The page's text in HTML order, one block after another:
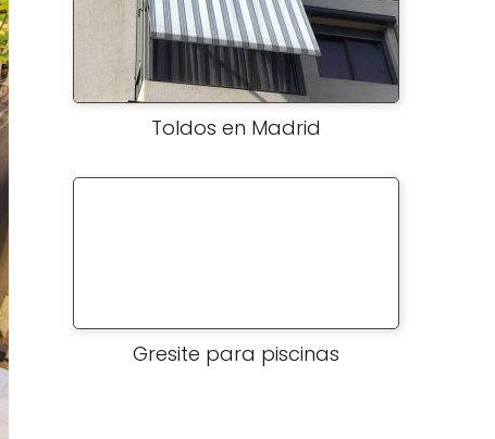
Toldos en Madrid
Gresite para piscinas